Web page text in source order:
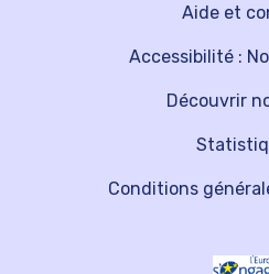
Découvrir
Aide et
Accessibilité :
Conditions